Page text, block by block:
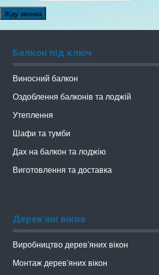
Жду звонка
Балкон під ключ
Виносний балкон
Оздоблення балконів та лоджій
Утеплення
Шафи та тумби
Дах на балкон та лоджію
Виготовлення та доставка
Дерев'яні вікна
Виробництво дерев'яних вікон
Монтаж дерев'яних вікон